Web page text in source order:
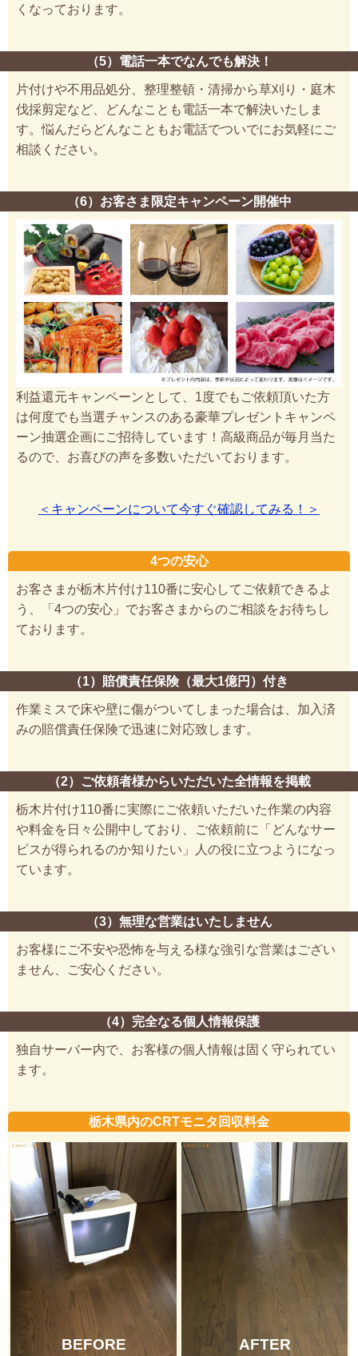
くなっております。
（5）電話一本でなんでも解決！
片付けや不用品処分、整理整頓・清掃から草刈り・庭木
伐採剪定など、どんなことも電話一本で解決いたしま
す。悩んだらどんなこともお電話でついでにお気軽にご
相談ください。
（6）お客さま限定キャンペーン開催中
利益還元キャンペーンとして、1度でもご依頼頂いた方
は何度でも当選チャンスのある豪華プレゼントキャンペ
ーン抽選企画にご招待しています！高級商品が毎月当た
るので、お喜びの声を多数いただいております。
＜キャンペーンについて今すぐ確認してみる！＞
4つの安心
お客さまが栃木片付け110番に安心してご依頼できるよ
う、「4つの安心」でお客さまからのご相談をお待ちし
ております。
（1）賠償責任保険（最大1億円）付き
作業ミスで床や壁に傷がついてしまった場合は、加入済
みの賠償責任保険で迅速に対応致します。
（2）ご依頼者様からいただいた全情報を掲載
栃木片付け110番に実際にご依頼いただいた作業の内容
や料金を日々公開中しており、ご依頼前に「どんなサー
ビスが得られるのか知りたい」人の役に立つようになっ
ています。
（3）無理な営業はいたしません
お客様にご不安や恐怖を与える様な強引な営業はござい
ません、ご安心ください。
（4）完全なる個人情報保護
独自サーバー内で、お客様の個人情報は固く守られてい
ます。
栃木県内のCRTモニタ回収料金
BEFORE AFTER